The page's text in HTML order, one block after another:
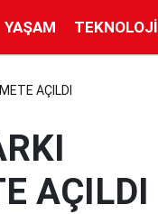
YAŞAM TEKNOLOJI
AÇILDI
AÇILDI